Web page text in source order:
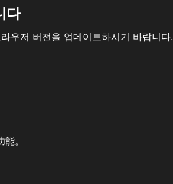
다
우저 버전을 업데이트하시기 바랍니다.
。